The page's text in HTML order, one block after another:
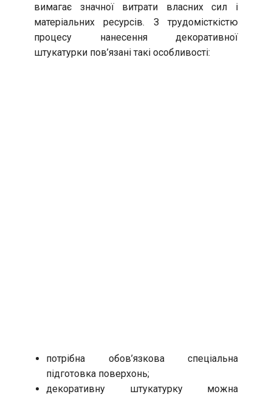
вимагає значної витрати власних сил і
матеріальних ресурсів. З трудомісткістю
процесу нанесення декоративної
штукатурки пов’язані такі особливості:
потрібна обов’язкова спеціальна
підготовка поверхонь;
декоративну штукатурку можна